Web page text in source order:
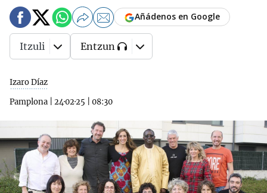
Izaro Díaz
Pamplona
24·02·25 08:30
Añádenos en Google
Itzuli Entzun